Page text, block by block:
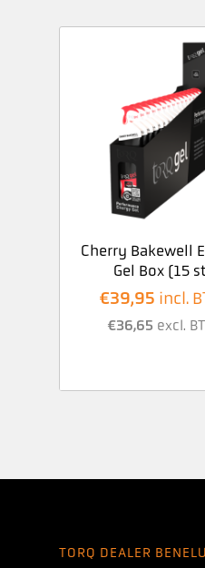
Cherry Bakewell
Gel Box (15
€39,95 incl.
€36,65 excl.
TORQ DEALER